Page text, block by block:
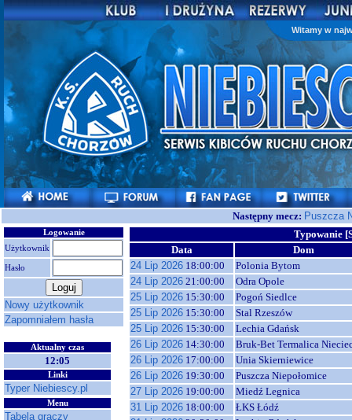
Witamy w
Następny mecz: Puszcza
Logowanie
Użytkownik
Hasło
Nowy użytkownik
Zapomniałem hasła
Aktualny czas
12:05
Linki
Typer Niebiescy.pl
Menu
Tabela graczy
Typowanie
Data
Dom
24 Lip 2026 18:00:00
Polonia Bytom
24 Lip 2026 21:00:00
Odra Opole
25 Lip 2026 15:30:00
Pogoń Siedlce
25 Lip 2026 15:30:00
Stal Rzeszów
25 Lip 2026 15:30:00
Lechia Gdańsk
26 Lip 2026 14:30:00
Bruk-Bet Termalica
26 Lip 2026 17:00:00
Unia Skierniewice
26 Lip 2026 19:30:00
Puszcza Niepołomice
27 Lip 2026 19:00:00
Miedź Legnica
31 Lip 2026 18:00:00
ŁKS Łódź